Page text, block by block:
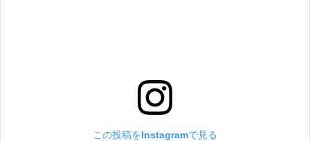
この投稿をInstagramで見る